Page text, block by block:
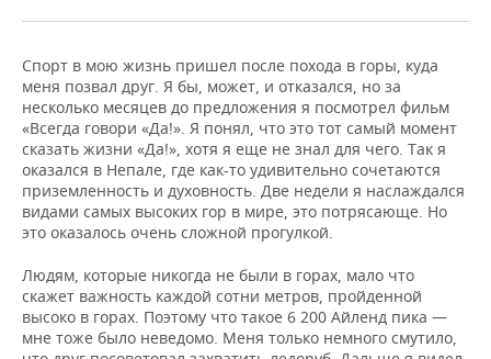
ВОЛЕЙБОЛ
КИБЕРСПОРТ
ФИГУРНОЕ КАТАНИЕ
ВОДНЫЕ ВИДЫ СПОРТА
ИСТОРИЯ
КУЛЬТУРА
МЕДИЦИНА
ОБРАЗОВАНИЕ
СПИСОК ПЕРСОН
СПИСОК КОМПАНИЙ
ПОЛНАЯ ВЕРСИЯ
Спорт в мою жизнь пришел после похода в горы, куда
меня позвал друг. Я бы, может, и отказался, но за
несколько месяцев до предложения я посмотрел фильм
«Всегда говори «Да!». Я понял, что это тот самый момент
сказать жизни «Да!», хотя я еще не знал для чего. Так я
оказался в Непале, где как-то удивительно сочетаются
приземленность и духовность. Две недели я наслаждался
видами самых высоких гор в мире, это потрясающе. Но
это оказалось очень сложной прогулкой.
Людям, которые никогда не были в горах, мало что
скажет важность каждой сотни метров, пройденной
высоко в горах. Поэтому что такое 6 200 Айленд пика —
мне тоже было неведомо. Меня только немного смутило,